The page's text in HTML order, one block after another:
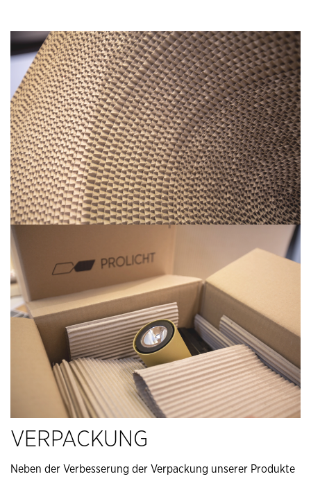
VERPACKUNG
Neben der Verbesserung der Verpackung unserer Produkte